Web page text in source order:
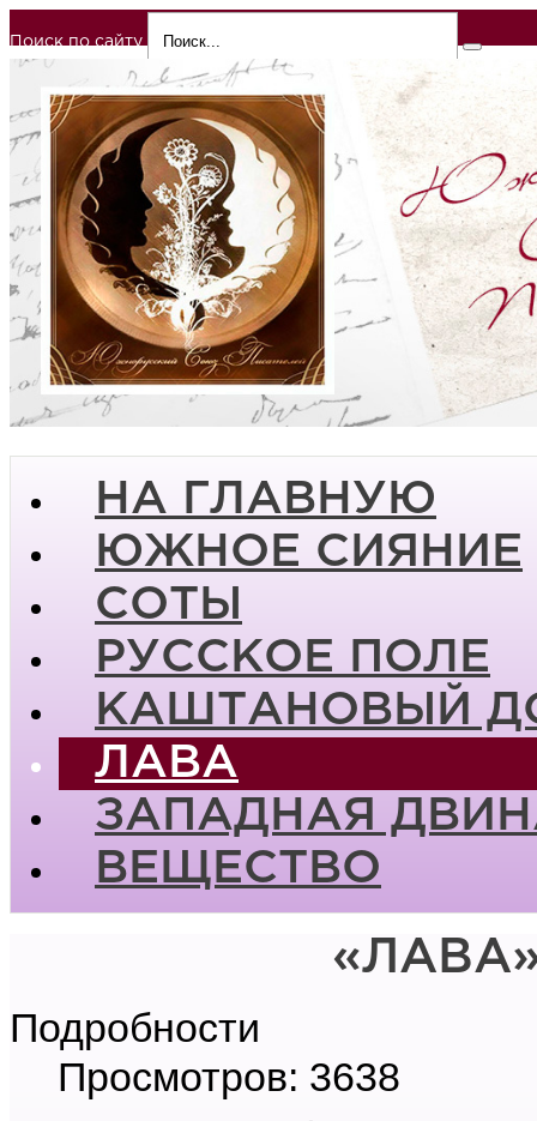
Поиск по сайту
НА ГЛАВНУЮ
ЮЖНОЕ СИЯНИЕ
СОТЫ
РУССКОЕ ПОЛЕ
КАШТАНОВЫЙ
ЛАВА
ЗАПАДНАЯ
ВЕЩЕСТВО
Подробности
Просмотров: 3638